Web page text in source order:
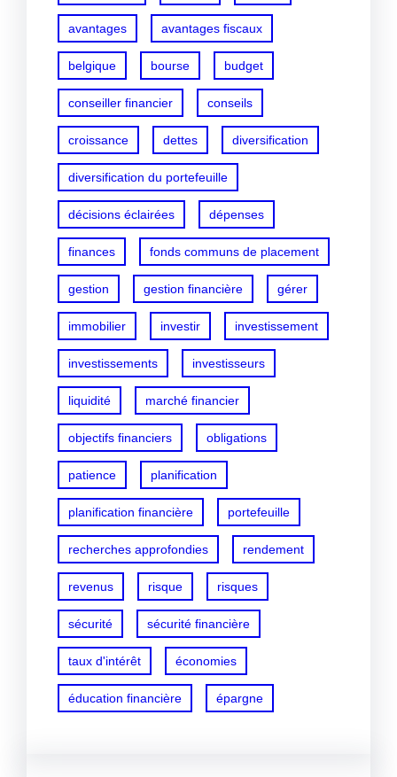
avantages avantages fiscaux
belgique bourse budget
conseiller financier conseils
croissance dettes diversification
diversification du portefeuille
décisions éclairées dépenses
finances fonds communs de placement
gestion gestion financière gérer
immobilier investir investissement
investissements investisseurs
liquidité marché financier
objectifs financiers obligations
patience planification
planification financière portefeuille
recherches approfondies rendement
revenus risque risques
sécurité sécurité financière
taux d'intérêt économies
éducation financière épargne